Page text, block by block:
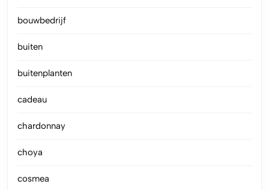
bouwbedrijf
buiten
buitenplanten
cadeau
chardonnay
choya
cosmea